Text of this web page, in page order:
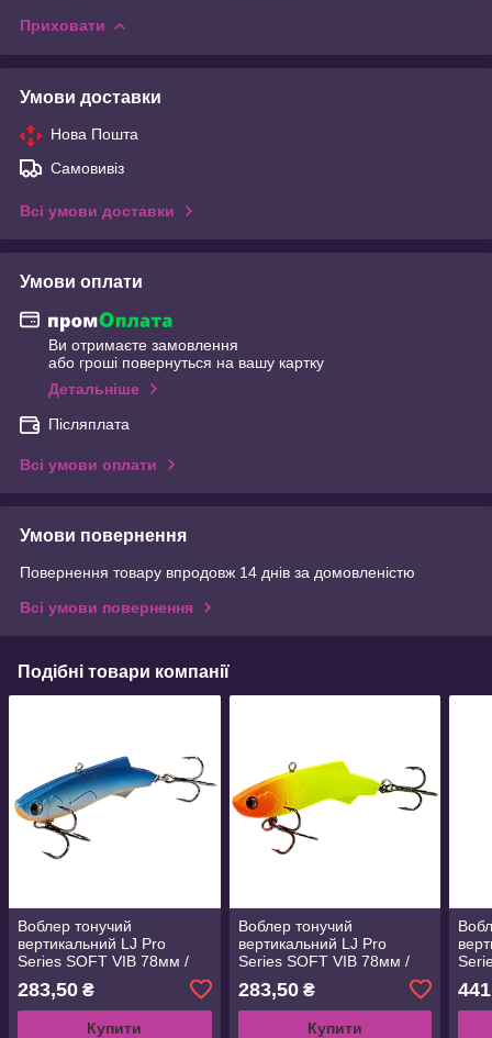
Приховати
Умови доставки
Нова Пошта
Самовивіз
Всі умови доставки
Умови оплати
Ви отримаєте замовлення
або гроші повернуться на вашу картку
Детальніше
Післяплата
Всі умови оплати
Умови повернення
Повернення товару впродовж 14 днів за домовленістю
Всі умови повернення
Подібні товари компанії
Воблер тонучий
вертикальний LJ Pro
Series SOFT VIB 78мм /
002)
283,50 ₴
Купити
Воблер тонучий
вертикальний LJ Pro
Series SOFT VIB 78мм /
006)
283,50₴
Купити
101)
441